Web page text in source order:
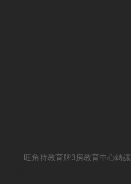
旺角持教育牌3房教育中心轉讓